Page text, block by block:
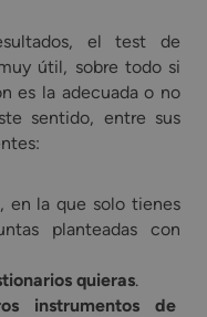
el test de
útil, sobre todo si
es la adecuada o no
sentido, entre sus
, en la que solo tienes
planteadas con
quieras.
instrumentos de